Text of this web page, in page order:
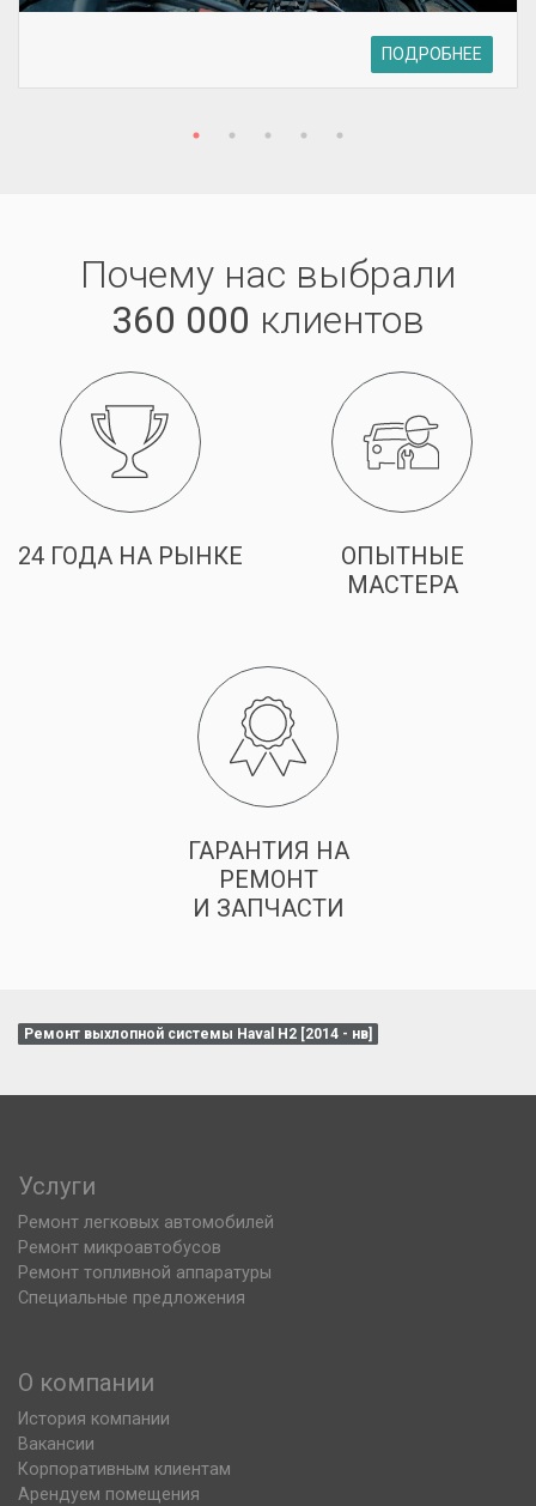
ПОДРОБНЕЕ
Почему нас выбрали
360 000 клиентов
24 ГОДА НА РЫНКЕ
ОПЫТНЫЕ
МАСТЕРА
ГАРАНТИЯ НА
РЕМОНТ
И ЗАПЧАСТИ
Ремонт выхлопной системы Haval H2 [2014 - нв]
Услуги
Ремонт легковых автомобилей
Ремонт микроавтобусов
Ремонт топливной аппаратуры
Специальные предложения
О компании
История компании
Вакансии
Корпоративным клиентам
Арендуем помещения